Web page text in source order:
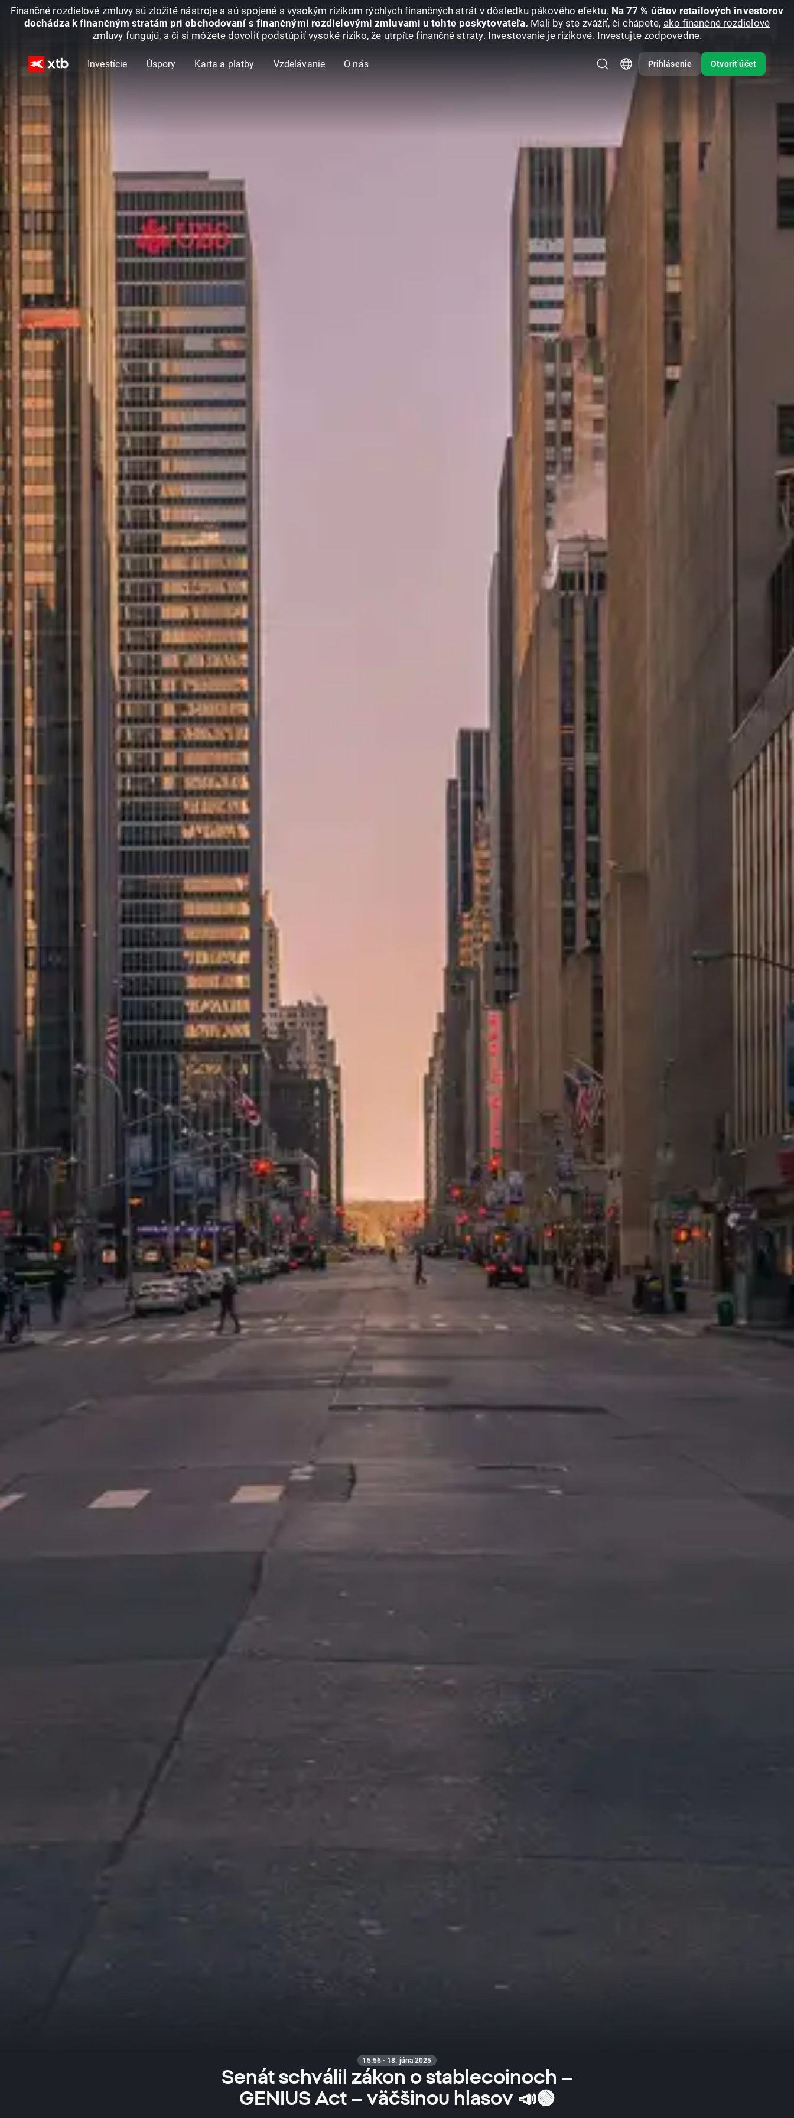
Finančné rozdielové zmluvy sú zložité nástroje a sú spojené s vysokým rizikom rýchlych finančných strát v dôsledku pákového efektu. Na 77 % účtov retailových investorov
dochádza k finančným stratám pri obchodovaní s finančnými rozdielovými zmluvami u tohto poskytovateľa. Mali by ste zvážiť, či chápete, ako finančné rozdielové
zmluvy fungujú, a či si môžete dovoliť podstúpiť vysoké riziko, že utrpíte finančné straty. Investovanie je rizikové. Investujte zodpovedne.
Investície Úspory Karta a platby Vzdelávanie O nás Prihlásenie Otvoriť účet
15:56 · 18. júna 2025
Senát schválil zákon o stablecoinoch –
GENIUS Act – väčšinou hlasov 📣🟢